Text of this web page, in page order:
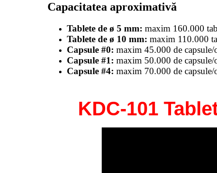
Capacitatea aproximativă
Tablete de ø 5 mm: maxim 160.000
Tablete de ø 10 mm: maxim 110.000
Capsule #0: maxim 45.000 de capsule/
Capsule #1: maxim 50.000 de capsule/
Capsule #4: maxim 70.000 de capsule/
KDC-101